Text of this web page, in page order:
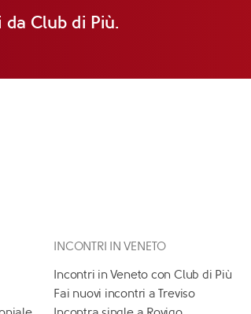
Club di Più.
INCONTRI IN VENETO
Incontri in Veneto con Club di Più
Fai nuovi incontri a Treviso